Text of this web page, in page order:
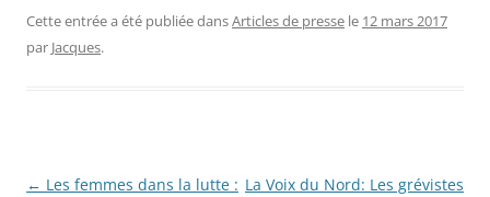
Cette entrée a été publiée dansArticles de presse le 12 mars 2017
par Jacques.
Navigation
← Les femmes dans la lutte : La Voix du Nord: Les grévistes